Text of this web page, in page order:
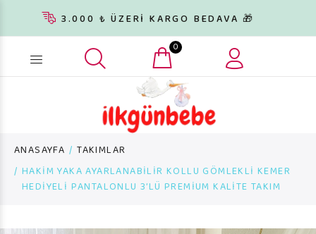
3.000 ₺ ÜZERİ KARGO BEDAVA 🎁
Ürün arama... 0
ANASAYFA
TAKIMLAR
HAKİM YAKA AYARLANABİLİR KOLLU GÖMLEKLİ KEMER
HEDİYELİ PANTALONLU 3’LÜ PREMİUM KALİTE TAKIM